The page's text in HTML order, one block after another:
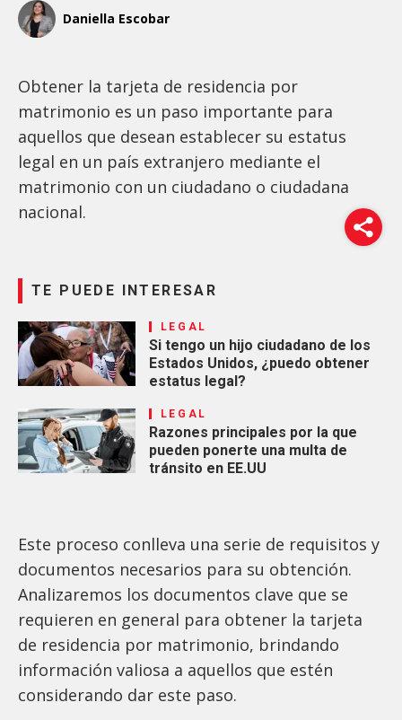
Daniella Escobar
Obtener la tarjeta de residencia por
matrimonio es un paso importante para
aquellos que desean establecer su estatus
legal en un país extranjero mediante el
matrimonio con un ciudadano o ciudadana
nacional.
TE PUEDE INTERESAR
LEGAL
Si tengo un hijo ciudadano de los
Estados Unidos, ¿puedo obtener
estatus legal?
LEGAL
Razones principales por la que
pueden ponerte una multa de
tránsito en EE.UU
Este proceso conlleva una serie de requisitos y
documentos necesarios para su obtención.
Analizaremos los documentos clave que se
requieren en general para obtener la tarjeta
de residencia por matrimonio, brindando
información valiosa a aquellos que estén
considerando dar este paso.